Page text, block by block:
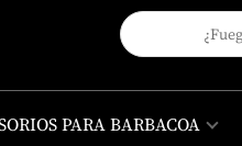
PARA BARBACOA